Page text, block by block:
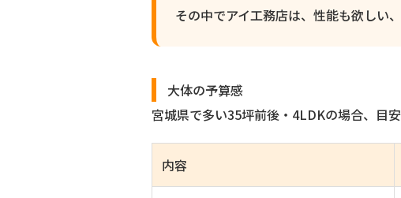
その中でアイ工務店は、 性能も欲しい
大体の予算感
宮城県で多い35坪前後・4LDKの場合、目安
内容